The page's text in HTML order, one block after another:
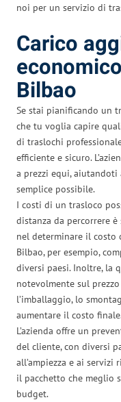
noi per un servizio di
Carico
Bilbao
Se stai pianificando un
che tu voglia capire
di traslochi
efficiente e sicuro.
a prezzi equi,
semplice possibile.
I costi di un trasloco
distanza da percorrere
nel determinare il costo
Bilbao, per esempio,
diversi paesi. Inoltre, la
notevolmente sul
l’imballaggio, lo
aumentare il costo
L’azienda offre un
del cliente, con diversi
all’ampiezza e ai
il pacchetto che meglio
budget.